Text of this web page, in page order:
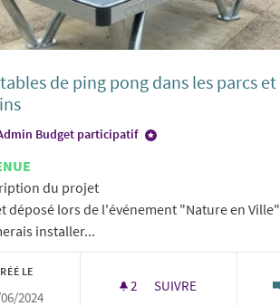
AU JARDIN PUBLIC
de ping pong dans les parcs et
Budget participatif
du projet
déposé lors de l'événement "Nature en Ville"
installer...
LE
2024
2 2 ABONNÉS
SUIVRE